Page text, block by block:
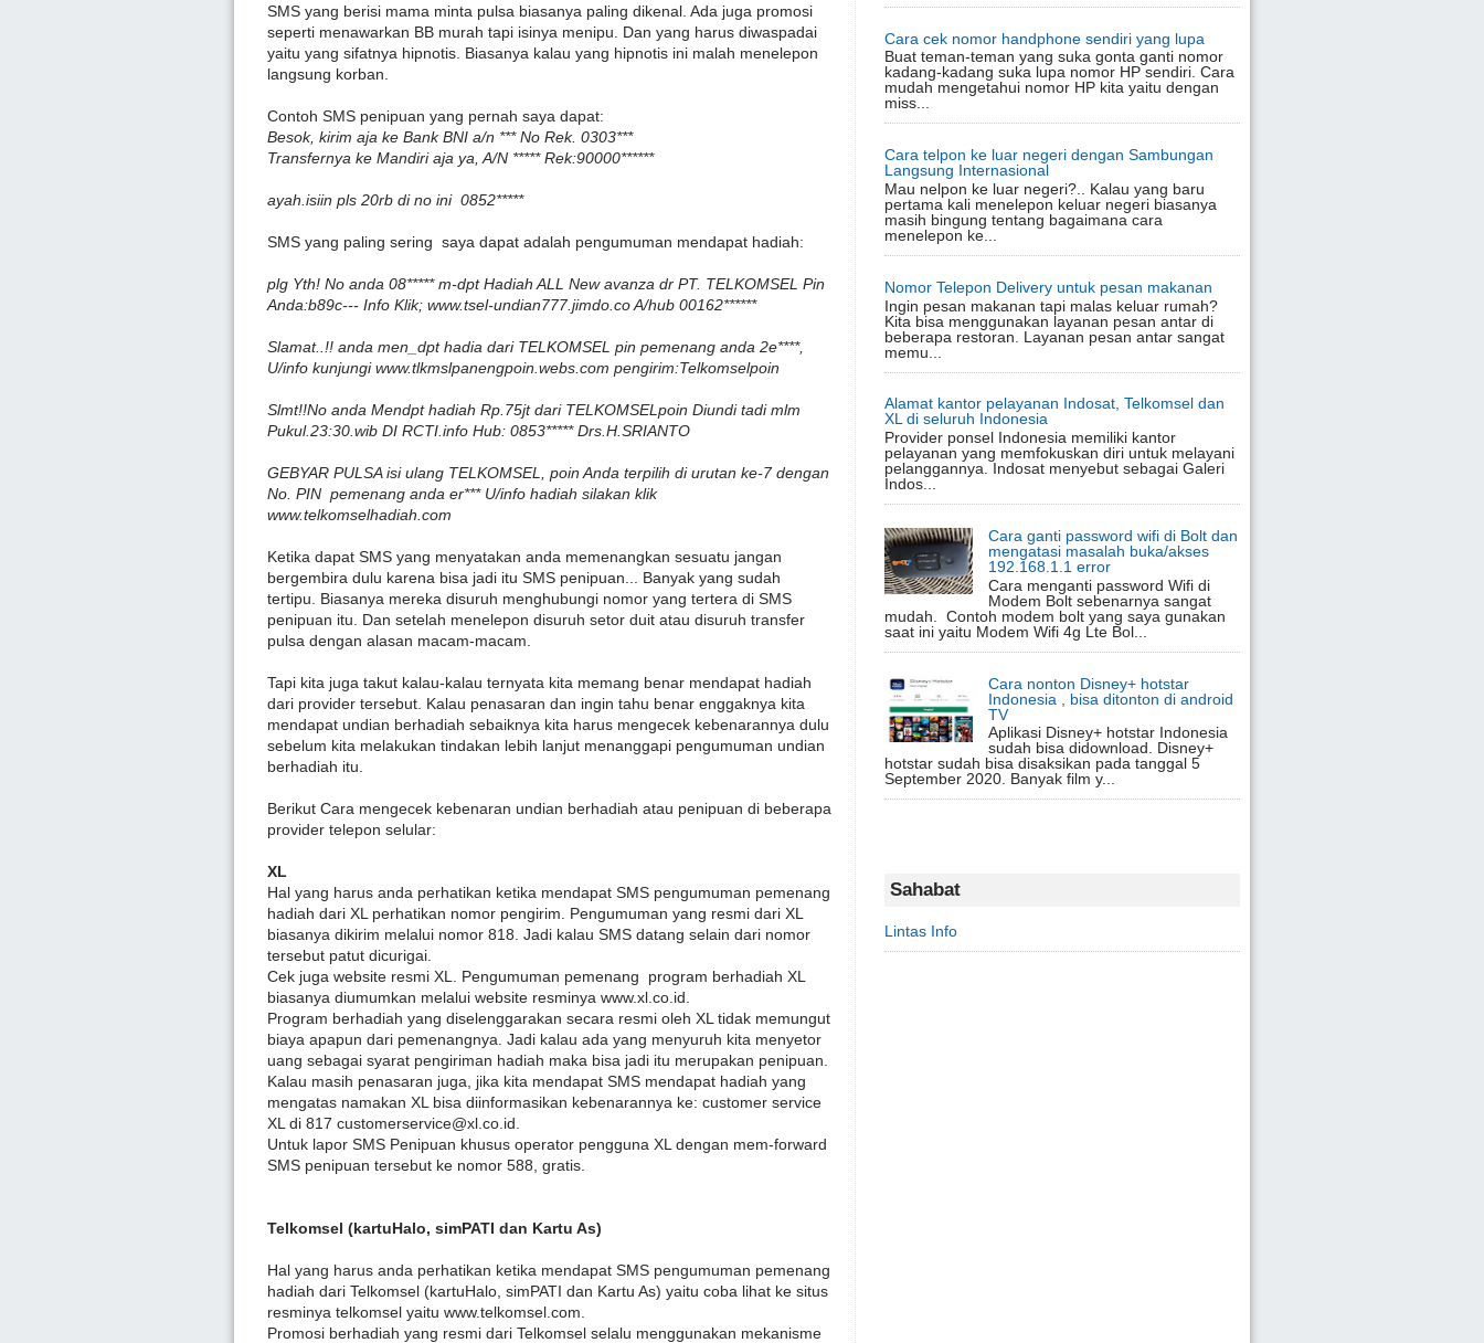
SMS yang berisi mama minta pulsa biasanya paling dikenal. Ada juga promosi
seperti menawarkan BB murah tapi isinya menipu. Dan yang harus diwaspadai
yaitu yang sifatnya hipnotis. Biasanya kalau yang hipnotis ini malah menelepon
langsung korban.
Contoh SMS penipuan yang pernah saya dapat:
Besok, kirim aja ke Bank BNI a/n *** No Rek. 0303***
Transfernya ke Mandiri aja ya, A/N ***** Rek:90000******
ayah.isiin pls 20rb di no ini 0852*****
SMS yang paling sering saya dapat adalah pengumuman mendapat hadiah:
plg Yth! No anda 08***** m-dpt Hadiah ALL New avanza dr PT. TELKOMSEL Pin
Anda:b89c--- Info Klik; www.tsel-undian777.jimdo.co A/hub 00162******
Slamat..!! anda men_dpt hadia dari TELKOMSEL pin pemenang anda 2e****,
U/info kunjungi www.tlkmslpanengpoin.webs.com pengirim:Telkomselpoin
Slmt!!No anda Mendpt hadiah Rp.75jt dari TELKOMSELpoin Diundi tadi mlm
Pukul.23:30.wib DI RCTI.info Hub: 0853***** Drs.H.SRIANTO
GEBYAR PULSA isi ulang TELKOMSEL, poin Anda terpilih di urutan ke-7 dengan
No. PIN pemenang anda er*** U/info hadiah silakan klik
www.telkomselhadiah.com
Ketika dapat SMS yang menyatakan anda memenangkan sesuatu jangan
bergembira dulu karena bisa jadi itu SMS penipuan... Banyak yang sudah
tertipu. Biasanya mereka disuruh menghubungi nomor yang tertera di SMS
penipuan itu. Dan setelah menelepon disuruh setor duit atau disuruh transfer
pulsa dengan alasan macam-macam.
Tapi kita juga takut kalau-kalau ternyata kita memang benar mendapat hadiah
dari provider tersebut. Kalau penasaran dan ingin tahu benar enggaknya kita
mendapat undian berhadiah sebaiknya kita harus mengecek kebenarannya dulu
sebelum kita melakukan tindakan lebih lanjut menanggapi pengumuman undian
berhadiah itu.
Berikut Cara mengecek kebenaran undian berhadiah atau penipuan di beberapa
provider telepon selular:
XL
Hal yang harus anda perhatikan ketika mendapat SMS pengumuman pemenang
hadiah dari XL perhatikan nomor pengirim. Pengumuman yang resmi dari XL
biasanya dikirim melalui nomor 818. Jadi kalau SMS datang selain dari nomor
tersebut patut dicurigai.
Cek juga website resmi XL. Pengumuman pemenang program berhadiah XL
biasanya diumumkan melalui website resminya www.xl.co.id.
Program berhadiah yang diselenggarakan secara resmi oleh XL tidak memungut
biaya apapun dari pemenangnya. Jadi kalau ada yang menyuruh kita menyetor
uang sebagai syarat pengiriman hadiah maka bisa jadi itu merupakan penipuan.
Kalau masih penasaran juga, jika kita mendapat SMS mendapat hadiah yang
mengatas namakan XL bisa diinformasikan kebenarannya ke: customer service
XL di 817 customerservice@xl.co.id.
Untuk lapor SMS Penipuan khusus operator pengguna XL dengan mem-forward
SMS penipuan tersebut ke nomor 588, gratis.
Telkomsel (kartuHalo, simPATI dan Kartu As)
Hal yang harus anda perhatikan ketika mendapat SMS pengumuman pemenang
hadiah dari Telkomsel (kartuHalo, simPATI dan Kartu As) yaitu coba lihat ke situs
resminya telkomsel yaitu www.telkomsel.com.
Promosi berhadiah yang resmi dari Telkomsel selalu menggunakan mekanisme
Cara cek nomor handphone sendiri yang lupa
Buat teman-teman yang suka gonta ganti nomor
kadang-kadang suka lupa nomor HP sendiri. Cara
mudah mengetahui nomor HP kita yaitu dengan
miss...
Cara telpon ke luar negeri dengan Sambungan
Langsung Internasional
Mau nelpon ke luar negeri?.. Kalau yang baru
pertama kali menelepon keluar negeri biasanya
masih bingung tentang bagaimana cara
menelepon ke...
Nomor Telepon Delivery untuk pesan makanan
Ingin pesan makanan tapi malas keluar rumah?
Kita bisa menggunakan layanan pesan antar di
beberapa restoran. Layanan pesan antar sangat
memu...
Alamat kantor pelayanan Indosat, Telkomsel dan
XL di seluruh Indonesia
Provider ponsel Indonesia memiliki kantor
pelayanan yang memfokuskan diri untuk melayani
pelanggannya. Indosat menyebut sebagai Galeri
Indos...
Cara ganti password wifi di Bolt dan
mengatasi masalah buka/akses
192.168.1.1 error
Cara menganti password Wifi di
Modem Bolt sebenarnya sangat
mudah. Contoh modem bolt yang saya gunakan
saat ini yaitu Modem Wifi 4g Lte Bol...
Cara nonton Disney+ hotstar
Indonesia , bisa ditonton di android
TV
Aplikasi Disney+ hotstar Indonesia
sudah bisa didownload. Disney+
hotstar sudah bisa disaksikan pada tanggal 5
September 2020. Banyak film y...
Sahabat
Lintas Info